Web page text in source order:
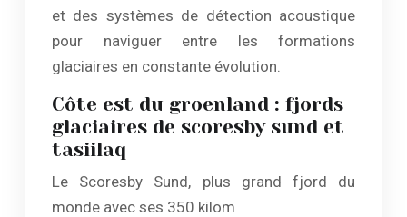
et des systèmes de détection acoustique
pour naviguer entre les formations
glaciaires en constante évolution.
Côte est du groenland : fjords
glaciaires de scoresby sund et
tasiilaq
Le Scoresby Sund, plus grand fjord du
monde avec ses 350 kilom